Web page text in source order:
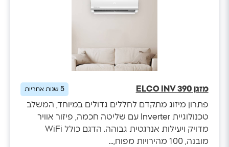
מזגן ELCO INV 390 5שנות אחריות
פתרון מיזוג מתקדם לחללים גדולים במיוחד, המשלב
טכנולוגיית Inverter עם שליטה חכמה, פיזור אוויר
מדויק ויעילות אנרגטית גבוהה. הדגם כולל WiFi
מובנה, 100 מהירויות מפוח,...